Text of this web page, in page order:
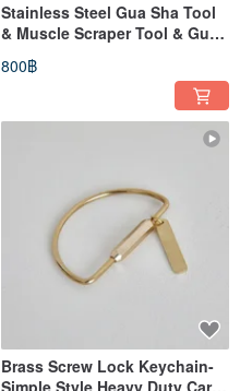
Stainless Steel Gua Sha Tool
& Muscle Scraper Tool & Gua
Sha Facial Tools
800฿
Brass Screw Lock Keychain-